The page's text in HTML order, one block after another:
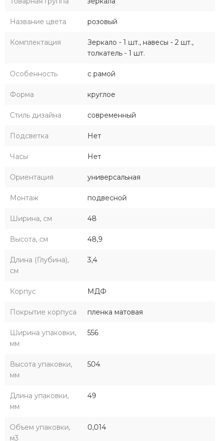
как белый, голубой и розовый, а также детский унитаз-
Сиденья для унитаза Каспер сделаны из качественных
материалов, которые гарантируют комфорт и легкость в
уходе. Коллекция "Каспер" сделает ванную комнату
комфорта для ваших малышей.
Название цвета розовый
Комплектация
Зеркало - 1 шт., навесы - 2 шт.,
толкатель - 1 шт.
Особенность с рамой
Форма круглое
Стиль дизайна современный
Подсветка Нет
Часы Нет
Ориентация универсальная
Монтаж подвесной
Ширина, см 48
Высота, см 48,9
Длина (Глубина),
см
3,4
Корпус МДФ
Покрытие корпуса пленка матовая
Ширина упаковки,
мм
556
Высота упаковки,
мм
504
Длина упаковки,
мм
49
Объем упаковки,
м3
0,014